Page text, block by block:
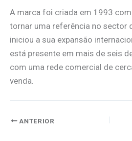
A marca foi criada em 1993
tornar uma referência no sector
iniciou a sua expansão
está presente em mais de seis
com uma rede comercial de
venda.
ANTERIOR